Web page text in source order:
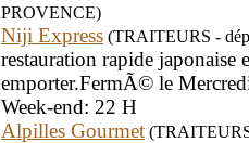
PROVENCE)
Niji Express (TRAITEURS -
restauration rapide
emporter.FermÃ© le
Week-end: 22 H
Alpilles Gourmet